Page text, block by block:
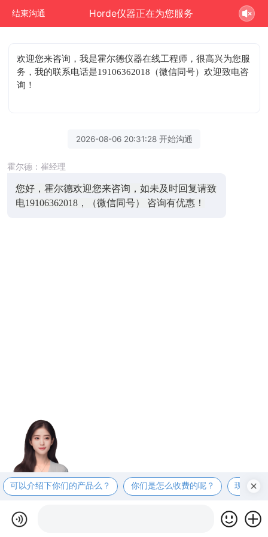
结束沟通 Horde仪器正在为您服务
欢迎您来咨询 ，我是霍尔德仪器在线工程师，很高兴为您服
务，我的联系电话是19106362018（微信同号）欢迎致电咨
询！
2026-08-06 20:31:28 开始沟通
霍尔德：崔经理
您好，霍尔德欢迎您来咨询，如未及时回复请致
电19106362018，（微信同号） 咨询有优惠！
可以介绍下你们的产品么？ 你们是怎么收费的呢？ 现在有